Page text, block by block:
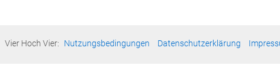
Vier Hoch Vier: Nutzungsbedingungen Datenschutzerklärung